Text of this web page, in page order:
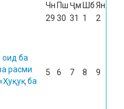
Чн Пш Ҷм ШбЯн
29 30 31 1 2
оид ба
расми
ба
5 6 7 8 9